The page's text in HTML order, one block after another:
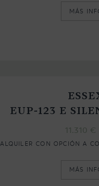
MÁS
EUP-123 E
11.310 €
ALQUILER CON OPCIÓN A
MÁS